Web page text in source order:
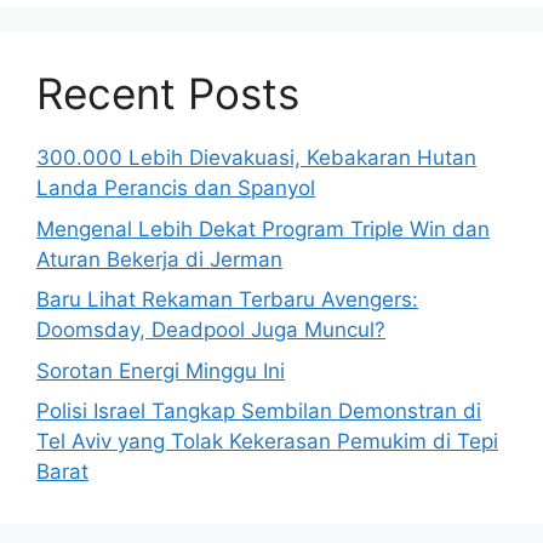
Recent Posts
300.000 Lebih Dievakuasi, Kebakaran Hutan
Landa Perancis dan Spanyol
Mengenal Lebih Dekat Program Triple Win dan
Aturan Bekerja di Jerman
Baru Lihat Rekaman Terbaru Avengers:
Doomsday, Deadpool Juga Muncul?
Sorotan Energi Minggu Ini
Polisi Israel Tangkap Sembilan Demonstran di
Tel Aviv yang Tolak Kekerasan Pemukim di Tepi
Barat